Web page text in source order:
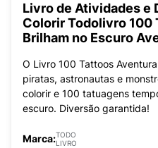
Livro de Atividades e
Colorir Todolivro 100
Brilham no Escuro
O Livro 100 Tattoos
piratas, astronautas e
colorir e 100 tatuagens
escuro. Diversão garantida!
Marca:TODO
LIVRO